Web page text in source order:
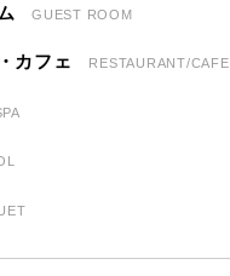
GUEST ROOM
カフェ RESTAURANT/CAFE